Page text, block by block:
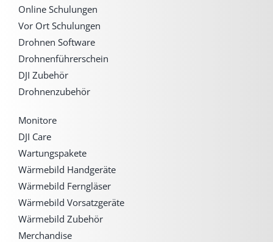
Online Schulungen
Vor Ort Schulungen
Drohnen Software
Drohnenführerschein
DJI Zubehör
Drohnenzubehör
Monitore
DJI Care
Wartungspakete
Wärmebild Handgeräte
Wärmebild Ferngläser
Wärmebild Vorsatzgeräte
Wärmebild Zubehör
Merchandise